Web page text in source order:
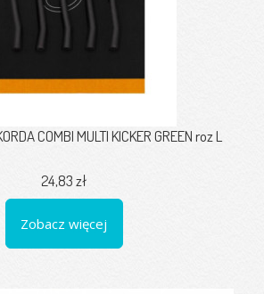
COMBI MULTI KICKER GREEN roz L
24,83 zł
Zobacz więcej